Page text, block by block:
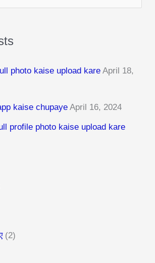
photo kaise upload kare April 18,
kaise chupaye April 16, 2024
profile photo kaise upload kare
(2)